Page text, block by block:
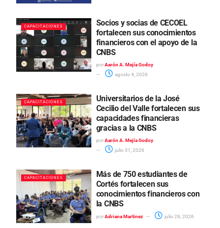
CAPACITACIONES
Socios y socias de CECOEL
fortalecen sus conocimientos
financieros con el apoyo de la
CNBS
por Aarón A. Mejía Godoy
agosto 4, 2026
CAPACITACIONES
Universitarios de la José
Cecilio del Valle fortalecen sus
capacidades financieras
gracias a la CNBS
por Aarón A. Mejía Godoy
julio 31, 2026
CAPACITACIONES
Más de 750 estudiantes de
Cortés fortalecen sus
conocimientos financieros con
la CNBS
por Adriana Martinez julio 28, 2026